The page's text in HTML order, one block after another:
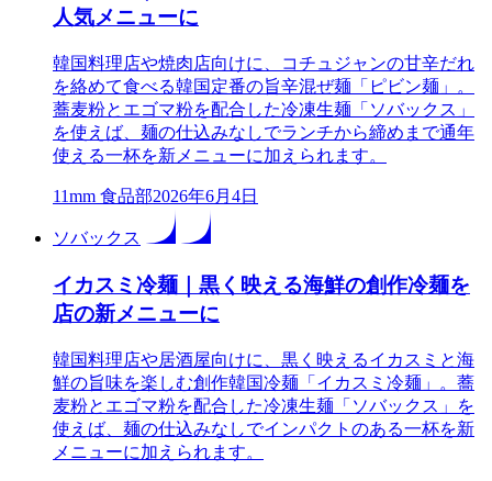
人気メニューに
韓国料理店や焼肉店向けに、コチュジャンの甘辛だれ
を絡めて食べる韓国定番の旨辛混ぜ麺「ピビン麺」。
蕎麦粉とエゴマ粉を配合した冷凍生麺「ソバックス」
を使えば、麺の仕込みなしでランチから締めまで通年
使える一杯を新メニューに加えられます。
11mm 食品部2026年6月4日
ソバックス
イカスミ冷麺｜黒く映える海鮮の創作冷麺を
店の新メニューに
韓国料理店や居酒屋向けに、黒く映えるイカスミと海
鮮の旨味を楽しむ創作韓国冷麺「イカスミ冷麺」。蕎
麦粉とエゴマ粉を配合した冷凍生麺「ソバックス」を
使えば、麺の仕込みなしでインパクトのある一杯を新
メニューに加えられます。